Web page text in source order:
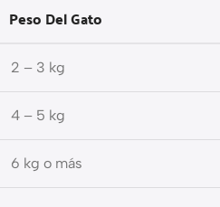
Peso Del Gato
2 – 3 kg
4 – 5 kg
6 kg o más